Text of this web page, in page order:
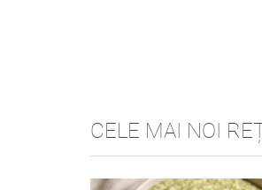
CELE MAI NOI